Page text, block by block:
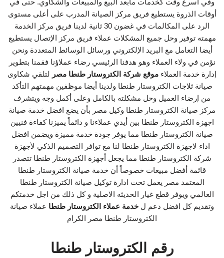
وفي أسرع وقت كخدمات مابعد البيع والمبيعات والشكاوي. حتى في
أوقات الذروة يستطيع فريق مركز الصيانة المدرب على أعلى مستوى
الرد على المكالمات في غضون 30 ثانية لدينا فريق مركز الخدمة
مهمته توفير وحل جميع المشكلات عملاء فريق مركز الإتصال يستطيع
أيضا التعامل مع البريد الإلكتروني ورسائل الوسائط المتعددة ونحن
نؤمن في ولاء العملاء وهو هدفنا الرئيسي رضاء عملاؤنا فقمنا بتطوير
إدارة خدمة العملاء موقع شركة الكتروستار طنطا مصر لتلقي شكاوى
صيانة ثلاجات الكتروستار طنطا ولدينا أيضا موظفين مهمتهم التأكد
من إرضاء العميل وحل مشكلته بالكامل وعلى أكمل وجه ويتشرف
مركز صيانة الكتروستار طنطا وكيل مصر بأن يضع افضل خدمة صيانة
اجهزة الكتروستار طنطا بين أيدي عملاءنا و دائماً يميزنا كفاءة فنيين
صيانة الكتروستار طنطا مما يوفر جودة خدمة مميزة ويضمن افضل
اداء لاجهزة الكتروستار طنطا لنا مع توافر التصميم الذكي لأجهزة
شركة الكتروستار طنطا مما يجعل أجهزة الكتروستار طنطا تتصدر
قائمة أفضل مبيعات خصوصاً أن خدمة صيانة الكتروستار طنطا
المعتمد مصر يعمل تحت ادارة توكيل صيانة الكتروستار طنطا
العالمي ويوفر قطع غيار الحديثه الاصلية و كل ذلك من اجل خدمتكم
وتقديم كل افضل دعم ل خدمة عملاء الكتروستار طنطا عملاء صيانة
الكتروستار طنطا مصر الكرام
رقم الكتروستار طنطا